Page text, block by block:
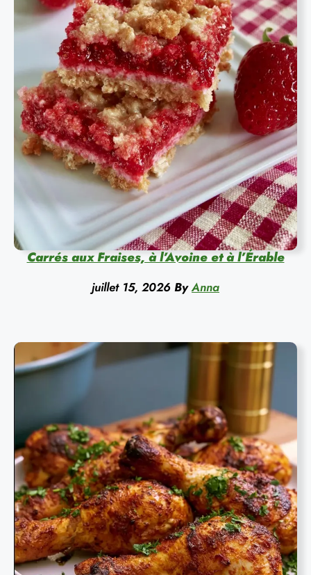
Carrés aux Fraises, à l’Avoine et à l’Érable
juillet 15, 2026 By Anna